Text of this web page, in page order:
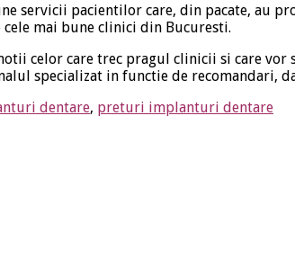
servicii pacientilor care, din pacate, au
mai bune clinici din Bucuresti.
celor care trec pragul clinicii si care vor
specializat in functie de recomandari,
dentare, preturi implanturi dentare